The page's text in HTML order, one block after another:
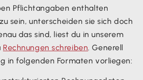
Pflichtangaben enthalten
sein, unterscheiden sie sich doch
das sind, liest du in unserem
Rechnungen schreiben. Generell
in folgenden Formaten vorliegen: